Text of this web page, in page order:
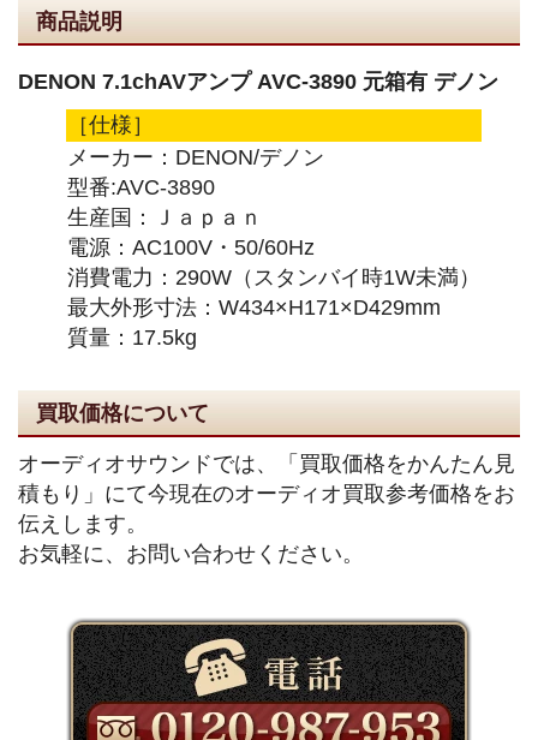
商品説明
DENON 7.1chAVアンプ AVC-3890 元箱有 デノン
［仕様］
メーカー：DENON/デノン
型番:AVC-3890
生産国：Ｊａｐａｎ
電源：AC100V・50/60Hz
消費電力：290W（スタンバイ時1W未満）
最大外形寸法：W434×H171×D429mm
質量：17.5kg
買取価格について
オーディオサウンドでは、「買取価格をかんたん見
積もり」にて今現在のオーディオ買取参考価格をお
伝えします。
お気軽に、お問い合わせください。